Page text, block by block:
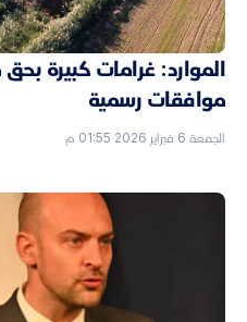
الموارد: غرامات كبيرة
موافقات رسمية
الجمعة 6 فبراير 2026 01:55 م